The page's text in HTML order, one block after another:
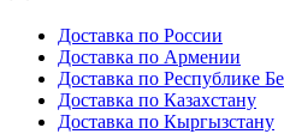
Доставка по России
Доставка по Армении
Доставка по Республике
Доставка по Казахстану
Доставка по Кыргызстану